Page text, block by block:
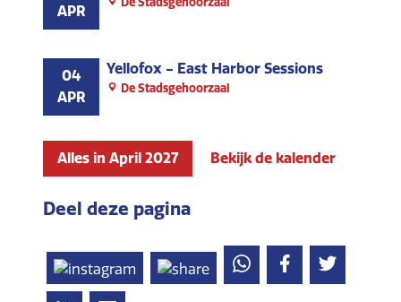
APR
04
APR
Yellofox - East Harbor Sessions
De Stadsgehoorzaal
Alles in April 2027 Bekijk de kalender
Deel deze pagina